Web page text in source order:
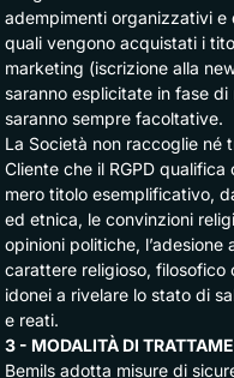
adempimenti organizzativi
quali vengono acquistati i
marketing (iscrizione alla
saranno esplicitate in fase
saranno sempre facoltative.
La Società non raccoglie né
Cliente che il RGPD
mero titolo esemplificativo,
ed etnica, le convinzioni
opinioni politiche,
carattere religioso, filosofico
idonei a rivelare lo stato di
e reati.
3 - MODALITÀ DI
Bemils adotta misure di